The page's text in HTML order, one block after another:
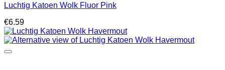
Luchtig Katoen Wolk Fluor Pink
€6.59